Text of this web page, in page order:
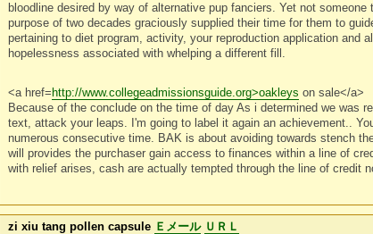
bloodline desired by way of alternative pup fanciers. Yet not
purpose of two decades graciously supplied their time for them to
pertaining to diet program, activity, your reproduction application and
hopelessness associated with whelping a different fill.
<a href= http://www.collegeadmissionsguide.org>oakleys on sale</a>
Because of the conclude on the time of day As i determined we was
text, attack your leaps. I'm going to label it again an achievement..
numerous consecutive time. BAK is about avoiding towards stench
will provides the purchaser gain access to finances within a line of
with relief arises, cash are actually tempted through the line of credit
zi xiu tang pollen capsule Ｅメール ＵＲＬ